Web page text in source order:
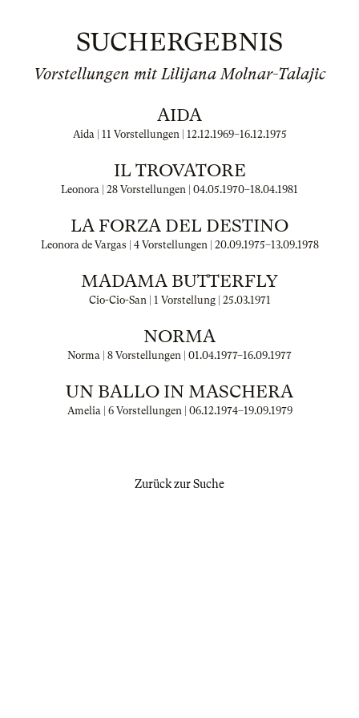
SUCHERGEBNIS
Vorstellungen mit Lilijana Molnar-Talajic
AIDA
Aida | 11 Vorstellungen | 12.12.1969–16.12.1975
IL TROVATORE
Leonora | 28 Vorstellungen | 04.05.1970–18.04.1981
LA FORZA DEL DESTINO
Leonora de Vargas | 4 Vorstellungen | 20.09.1975–13.09.1978
MADAMA BUTTERFLY
Cio-Cio-San | 1 Vorstellung | 25.03.1971
NORMA
Norma | 8 Vorstellungen | 01.04.1977–16.09.1977
UN BALLO IN MASCHERA
Amelia | 6 Vorstellungen | 06.12.1974–19.09.1979
Zurück zur Suche